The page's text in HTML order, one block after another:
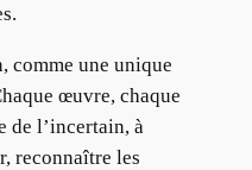
comme une unique
œuvre, chaque
de l’incertain, à
reconnaître les